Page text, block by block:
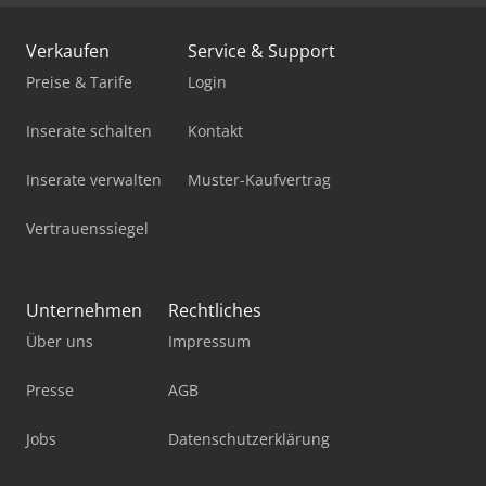
Hubwagen Manuell
Mercdes 1113
Mini Traktor
Mobiles Sägewerk
Standbodenbeutel-Füll- Und Verschließmaschine
Werkzeug-Einstell- Und Messgerät
Verkaufen
Preise & Tarife
Inserate schalten
Inserate verwalten
Vertrauenssiegel
Service & Support
Login
Kontakt
Muster-Kaufvertrag
Unternehmen
Über uns
Presse
Jobs
Rechtliches
Impressum
AGB
Datenschutzerklärung